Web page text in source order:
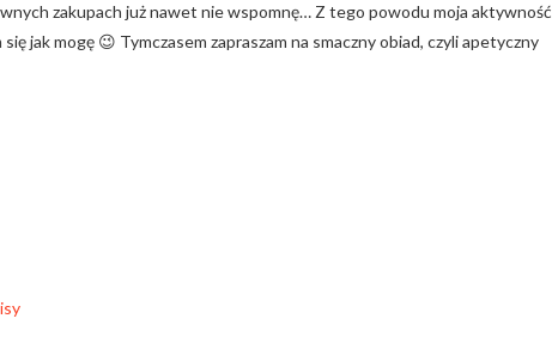
zakupach już nawet nie wspomnę… Z tego powodu moja aktywność
jak mogę 😉 Tymczasem zapraszam na smaczny obiad, czyli apetyczny